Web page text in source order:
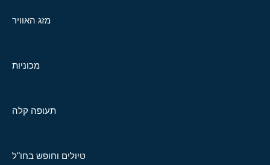
מזג האוויר
מכוניות
תעופה קלה
טיולים וחופש בחו"ל